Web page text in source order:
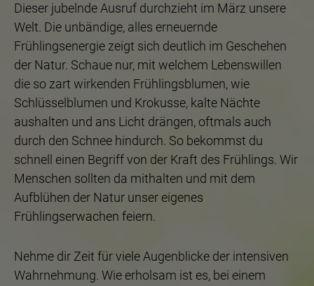
Dieser jubelnde Ausruf durchzieht im März unsere
Welt. Die unbändige, alles erneuernde
Frühlingsenergie zeigt sich deutlich im Geschehen
der Natur. Schaue nur, mit welchem Lebenswillen
die so zart wirkenden Frühlingsblumen, wie
Schlüsselblumen und Krokusse, kalte Nächte
aushalten und ans Licht drängen, oftmals auch
durch den Schnee hindurch. So bekommst du
schnell einen Begriff von der Kraft des Frühlings. Wir
Menschen sollten da mithalten und mit dem
Aufblühen der Natur unser eigenes
Frühlingserwachen feiern.
Nehme dir Zeit für viele Augenblicke der intensiven
Wahrnehmung. Wie erholsam ist es, bei einem